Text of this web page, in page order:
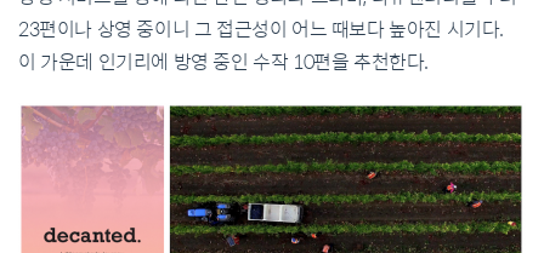
23편이나 상영 중이니 그 접근성이 어느 때보다 높아진 시기다.
이 가운데 인기리에 방영 중인 수작 10편을 추천한다.